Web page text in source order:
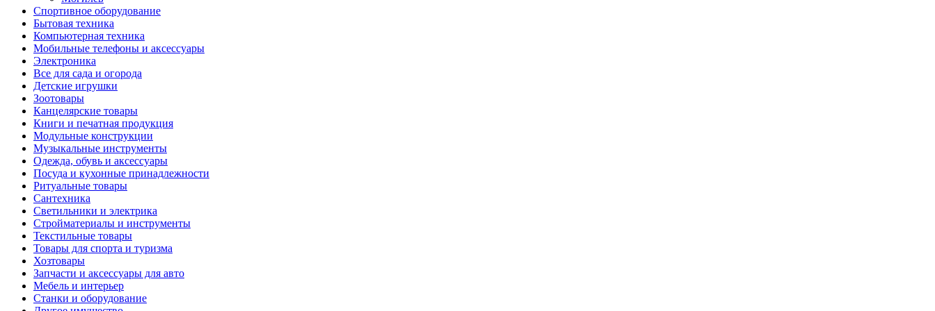
Спортивное оборудование
Бытовая техника
Компьютерная техника
Мобильные телефоны и аксессуары
Электроника
Все для сада и огорода
Детские игрушки
Зоотовары
Канцелярские товары
Книги и печатная продукция
Модульные конструкции
Музыкальные инструменты
Одежда, обувь и аксессуары
Посуда и кухонные принадлежности
Ритуальные товары
Сантехника
Светильники и электрика
Стройматериалы и инструменты
Текстильные товары
Товары для спорта и туризма
Хозтовары
Запчасти и аксессуары для авто
Мебель и интерьер
Станки и оборудование